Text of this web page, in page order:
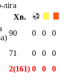
Хв.
90 0 0 0
71 0 0
0
2(161) 0 0
0